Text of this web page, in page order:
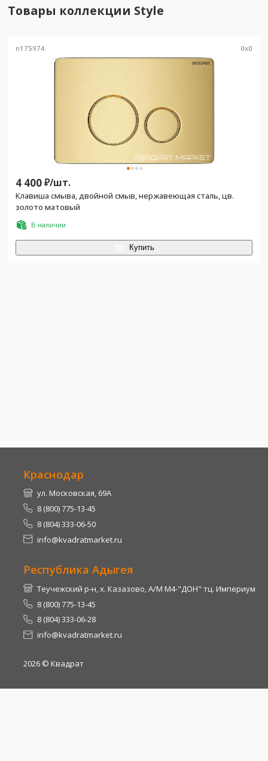
Товары коллекции Style
n175974 0x0
4 400₽/шт.
Клавиша смыва, двойной смыв, нержавеющая сталь, цв.
золото матовый
В наличии
Купить
Краснодар
ул. Московская, 69А
8 (800) 775-13-45
8 (804) 333-06-50
info@kvadratmarket.ru
Республика Адыгея
Теучежский р-н, х. Казазово, А/М М4-"ДОН" тц. Империум
8 (800) 775-13-45
8 (804) 333-06-28
info@kvadratmarket.ru
2026 © Квадрат